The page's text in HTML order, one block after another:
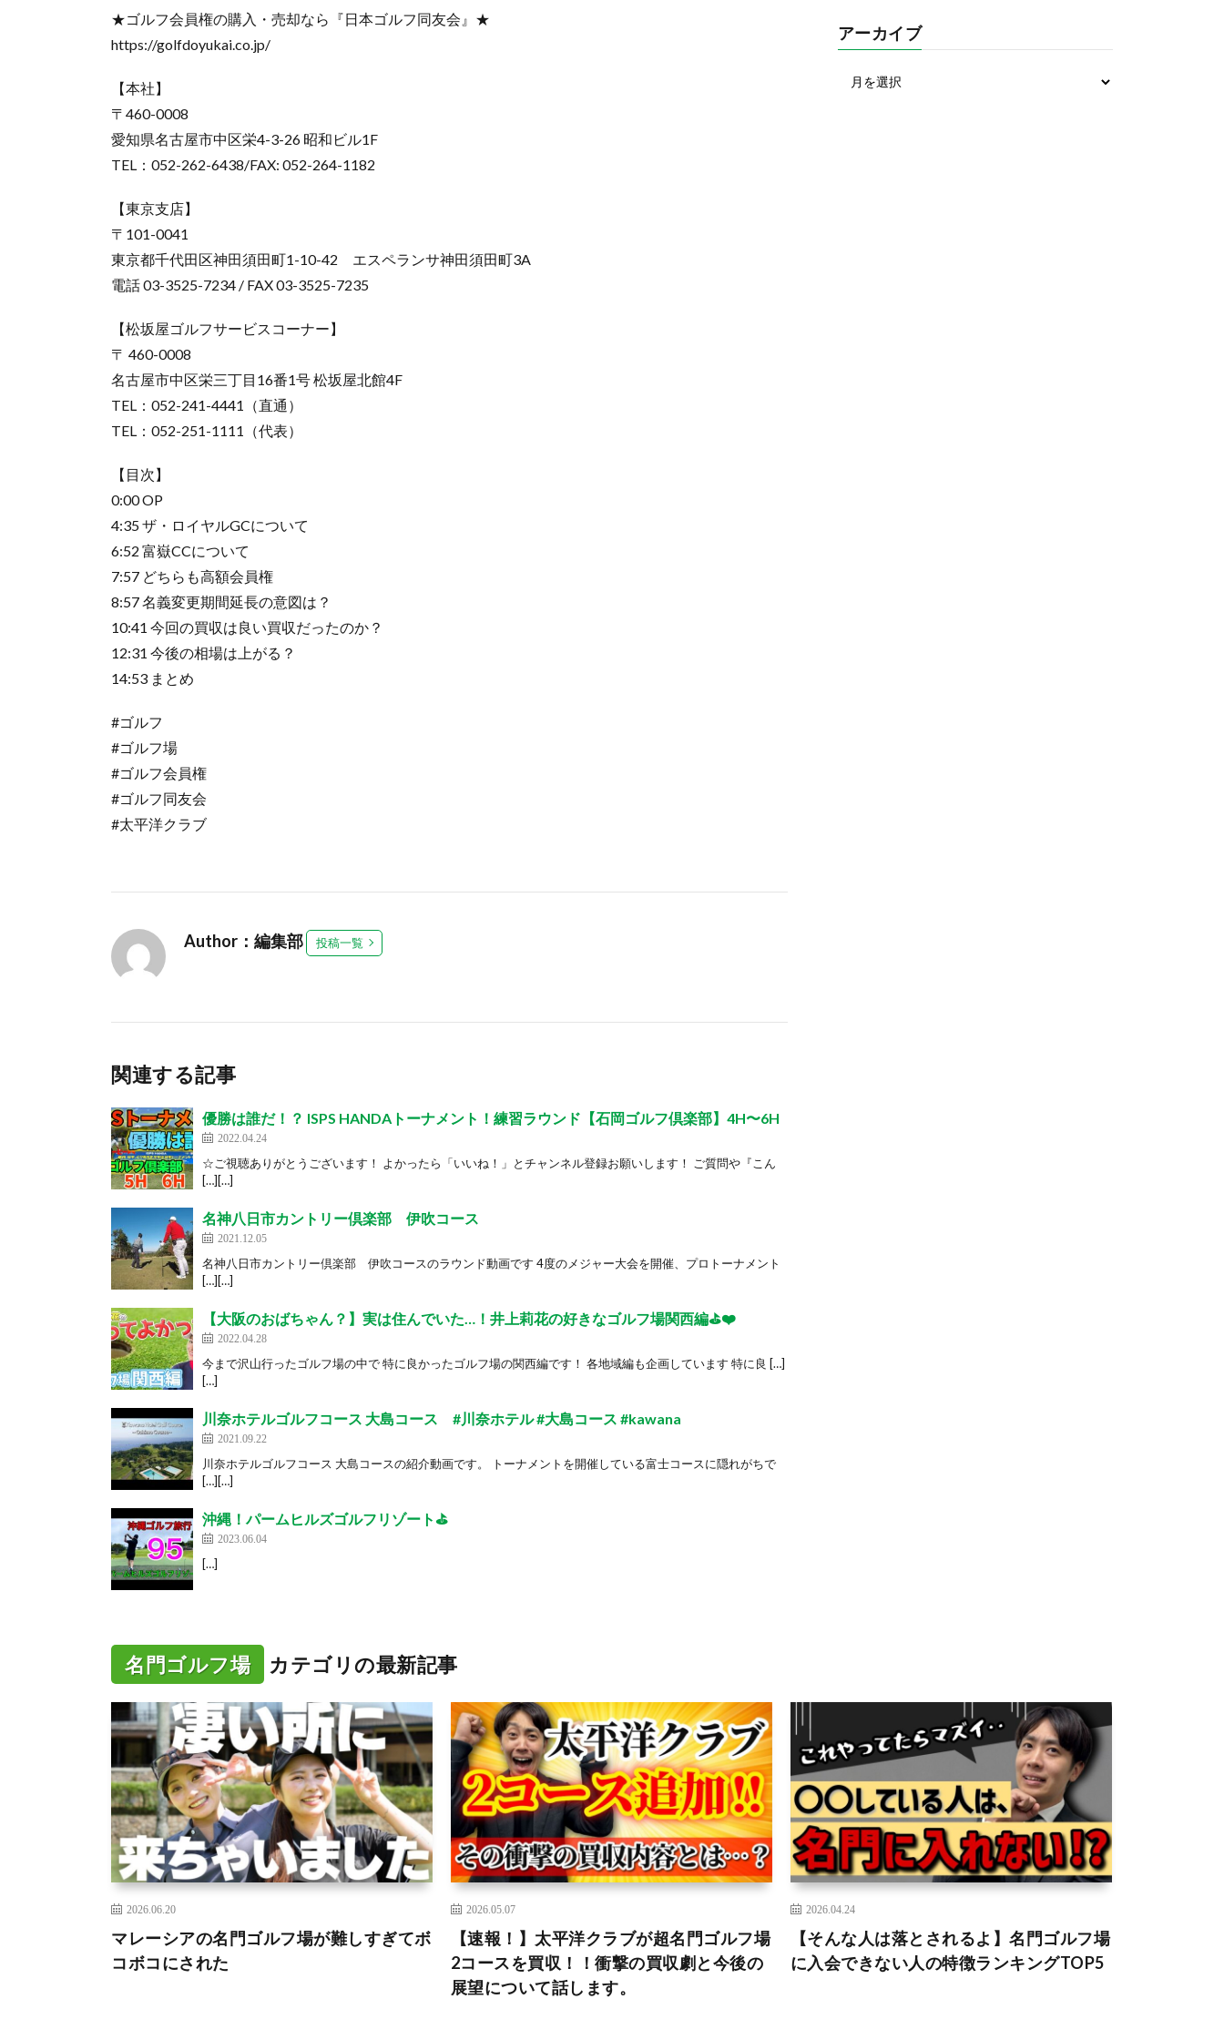
★ゴルフ会員権の購入・売却なら『日本ゴルフ同友会』★
https://golfdoyukai.co.jp/
【本社】
〒460-0008
愛知県名古屋市中区栄4-3-26 昭和ビル1F
TEL：052-262-6438/FAX: 052-264-1182
【東京支店】
〒101-0041
東京都千代田区神田須田町1-10-42 エスペランサ神田須田町3A
電話 03-3525-7234 / FAX 03-3525-7235
【松坂屋ゴルフサービスコーナー】
〒 460-0008
名古屋市中区栄三丁目16番1号 松坂屋北館4F
TEL：052-241-4441（直通）
TEL：052-251-1111（代表）
【目次】
0:00 OP
4:35 ザ・ロイヤルGCについて
6:52 富嶽CCについて
7:57 どちらも高額会員権
8:57 名義変更期間延長の意図は？
10:41 今回の買収は良い買収だったのか？
12:31 今後の相場は上がる？
14:53 まとめ
#ゴルフ
#ゴルフ場
#ゴルフ会員権
#ゴルフ同友会
#太平洋クラブ
Author：編集部 投稿一覧
関連する記事
優勝は誰だ！？ ISPS HANDAトーナメント！練習ラウンド【石岡ゴルフ倶楽部】4H〜6H
2022.04.24
☆ご視聴ありがとうございます！ よかったら「いいね！」とチャンネル登録お願いします！ ご質問や『こん
[…][…]
名神八日市カントリー倶楽部 伊吹コース
2021.12.05
名神八日市カントリー倶楽部 伊吹コースのラウンド動画です 4度のメジャー大会を開催、プロトーナメント
[…][…]
【大阪のおばちゃん？】実は住んでいた…！井上莉花の好きなゴルフ場関西編⛳️❤️
2022.04.28
今まで沢山行ったゴルフ場の中で 特に良かったゴルフ場の関西編です！ 各地域編も企画しています 特に良 […]
[…]
川奈ホテルゴルフコース 大島コース #川奈ホテル #大島コース #kawana
2021.09.22
川奈ホテルゴルフコース 大島コースの紹介動画です。 トーナメントを開催している富士コースに隠れがちで
[…][…]
沖縄！パームヒルズゴルフリゾート⛳️
2023.06.04
[…]
アーカイブ
名門ゴルフ場 カテゴリの最新記事
2026.06.20
マレーシアの名門ゴルフ場が難しすぎてボ
コボコにされた
2026.05.07
【速報！】太平洋クラブが超名門ゴルフ場
2コースを買収！！衝撃の買収劇と今後の
展望について話します。
2026.04.24
【そんな人は落とされるよ】名門ゴルフ場
に入会できない人の特徴ランキングTOP5